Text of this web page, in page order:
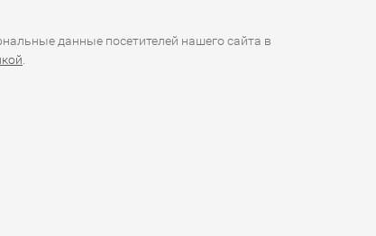
данные посетителей нашего сайта в